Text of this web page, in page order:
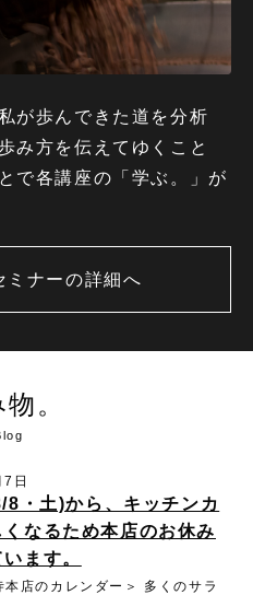
が歩んできた道を分析
み方を伝えてゆくこと
で各講座の「学ぶ。」が
ミナーの詳細へ
。
日
8・土)から、キッチンカ
くなるため本店のお休み
ます。
本店のカレンダー＞ 多くのサラ